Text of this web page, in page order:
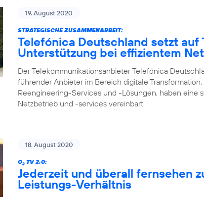
19. August 2020
STRATEGISCHE ZUSAMMENARBEIT:
Telefónica Deutschland setzt auf
Unterstützung bei effizientem
Der Telekommunikationsanbieter Telefónica
führender Anbieter im Bereich digitale
Reengineering-Services und -Lösungen, haben eine
Netzbetrieb und -services vereinbart.
18. August 2020
O2 TV 2.0:
Jederzeit und überall fernsehen
Leistungs-Verhältnis